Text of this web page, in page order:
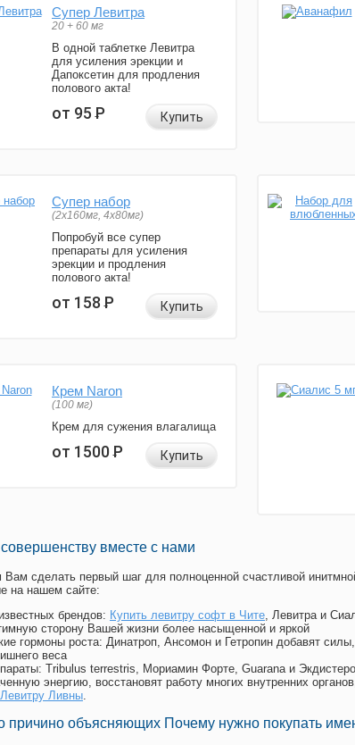
Супер Левитра
20 + 60 мг
В одной таблетке Левитра
для усиления эрекции и
Дапоксетин для продления
полового акта!
от 95Р Купить
Супер набор
(2х160мг, 4х80мг)
Попробуй все супер
препараты для усиления
эрекции и продления
полового акта!
от 158Р Купить
Крем Naron
(100 мг)
Крем для сужения влагалища
от 1500Р Купить
вместе с нами
Вам сделать первый шаг для полноценной счастливой
на нашем сайте:
брендов: Купить левитру софт в Чите, Левитра и
сторону Вашей жизни более насыщенной и яркой
гормоны роста: Динатроп, Ансомон и Гетропин добавят
веса
Tribulus terrestris, Мориамин Форте, Guarana и
энергию, восстановят работу многих внутренних
Ливны.
причино объясняющих Почему нужно покупать